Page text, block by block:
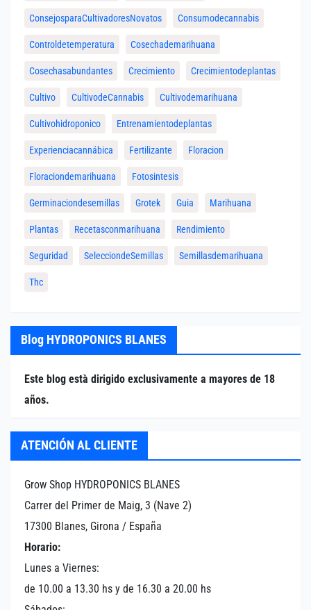
ConsejosparaCultivadoresNovatos Consumodecannabis
Controldetemperatura Cosechademarihuana
Cosechasabundantes Crecimiento Crecimientodeplantas
Cultivo CultivodeCannabis Cultivodemarihuana
Cultivohidroponico Entrenamientodeplantas
Experienciacannábica Fertilizante Floracion
Floraciondemarihuana Fotosintesis
Germinaciondesemillas Grotek Guia Marihuana
Plantas Recetasconmarihuana Rendimiento
Seguridad SelecciondeSemillas Semillasdemarihuana
Thc
Blog HYDROPONICS BLANES
Este blog està dirigido exclusivamente a mayores de 18
años.
ATENCIÓN AL CLIENTE
Grow Shop HYDROPONICS BLANES
Carrer del Primer de Maig, 3 (Nave 2)
17300 Blanes, Girona / España
Horario:
Lunes a Viernes:
de 10.00 a 13.30 hs y de 16.30 a 20.00 hs